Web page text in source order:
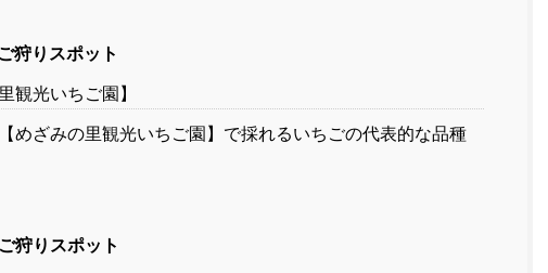
狩りスポット
観光いちご園】
【めざみの里観光いちご園】で採れるいちごの代表的な品種
狩りスポット